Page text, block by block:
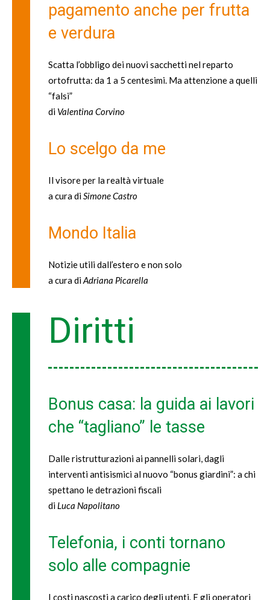
pagamento anche per frutta
e verdura
Scatta l’obbligo dei nuovi sacchetti nel reparto
ortofrutta: da 1 a 5 centesimi. Ma attenzione a quelli
“falsi”
di Valentina Corvino
Lo scelgo da me
Il visore per la realtà virtuale
a cura diSimone Castro
Mondo Italia
Notizie utili dall’estero e non solo
a cura diAdriana Picarella
Diritti
Bonus casa: la guida ai lavori
che “tagliano” le tasse
Dalle ristrutturazioni ai pannelli solari, dagli
interventi antisismici al nuovo “bonus giardini”: a chi
spettano le detrazioni fiscali
di Luca Napolitano
Telefonia, i conti tornano
solo alle compagnie
I costi nascosti a carico degli utenti. E gli operatori